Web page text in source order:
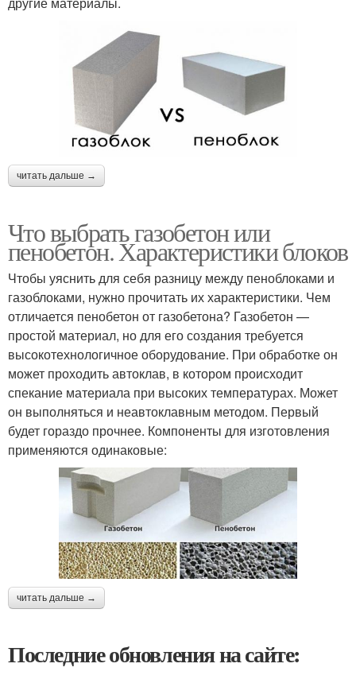
читать дальше →
Что выбрать газобетон или
пенобетон. Характеристики блоков
Чтобы уяснить для себя разницу между пеноблоками и
газоблоками, нужно прочитать их характеристики. Чем
отличается пенобетон от газобетона? Газобетон —
простой материал, но для его создания требуется
высокотехнологичное оборудование. При обработке он
может проходить автоклав, в котором происходит
спекание материала при высоких температурах. Может
он выполняться и неавтоклавным методом. Первый
будет гораздо прочнее. Компоненты для изготовления
применяются одинаковые:
читать дальше →
Последние обновления на сайте: